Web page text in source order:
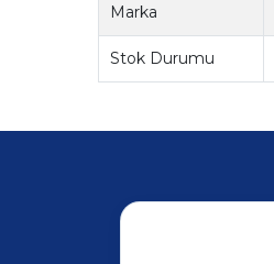
Marka
Stok Durumu